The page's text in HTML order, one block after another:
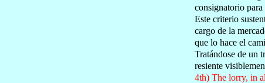
consignatorio
Este criterio
cargo de la
que lo hace el
Tratándose de un
resiente
4th) The lorry, in